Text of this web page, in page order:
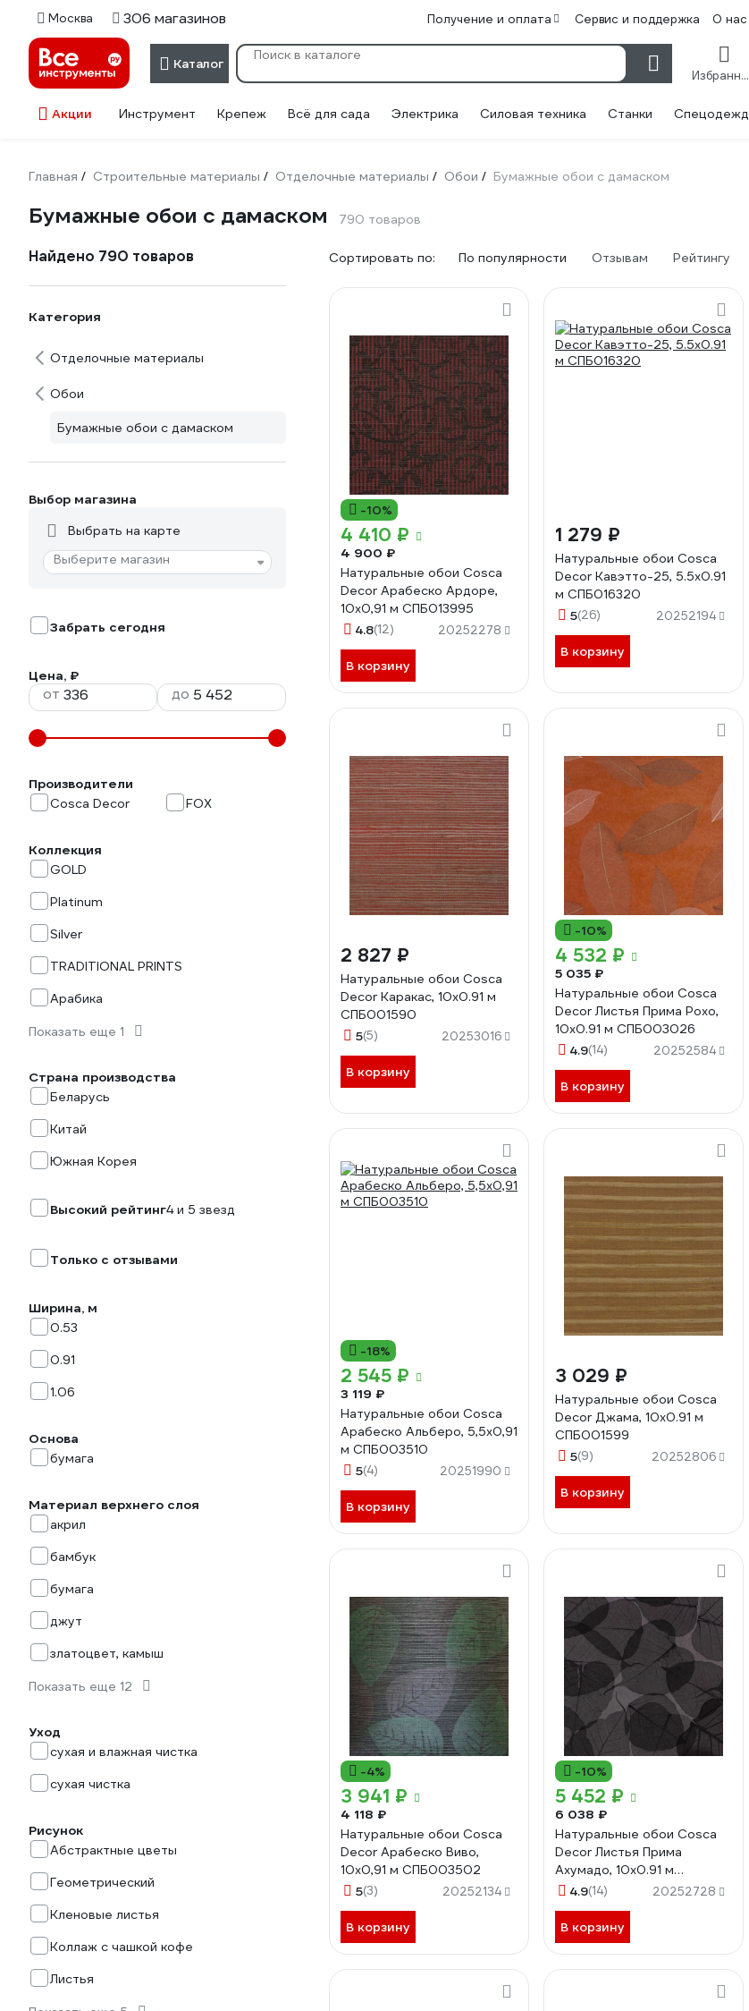
Москва 306 магазинов Получение и оплата Сервис и поддержка О нас
Каталог
Избранное
Акции Инструмент Крепеж Всё для сада Электрика Силовая техника Станки
Главная / Строительные материалы / Отделочные материалы / Обои / Бумажные обои с дамаском
Бумажные обои с дамаском 790 товаров
Найдено 790 товаров
Категория
Отделочные материалы
Обои
Бумажные обои с дамаском
Выбор магазина
Выбрать на карте
Выберите магазин
Забрать сегодня
Цена, ₽
от до
Производители
Cosca Decor
FOX
Коллекция
GOLD
Platinum
Silver
TRADITIONAL PRINTS
Арабика
Показать еще 1
Страна производства
Беларусь
Китай
Южная Корея
Высокий рейтинг4 и 5 звезд
Только с отзывами
Ширина, м
0.53
0.91
1.06
Основа
бумага
Материал верхнего слоя
акрил
бамбук
бумага
джут
златоцвет, камыш
Показать еще 12
Уход
сухая и влажная чистка
сухая чистка
Рисунок
Абстрактные цветы
Геометрический
Кленовые листья
Коллаж с чашкой кофе
Листья
Сортировать по: По популярности Отзывам Рейтингу
-10%
4 410 ₽
4 900 ₽
Натуральные обои Cosca
Decor Арабеско Ардоре,
10x0,91 м СПБ013995
4.8(12) 20252278
В корзину
1 279 ₽
Натуральные обои Cosca
Decor Кавэтто-25, 5.5x0.91
м СПБ016320
5(26) 20252194
В корзину
2 827 ₽
Натуральные обои Cosca
Decor Каракас, 10x0.91 м
СПБ001590
5(5) 20253016
В корзину
-10%
4 532 ₽
5 035 ₽
Натуральные обои Cosca
Decor Листья Прима Рохо,
10x0.91 м СПБ003026
4.9(14) 20252584
В корзину
-18%
2 545 ₽
3 119 ₽
Натуральные обои Cosca
Арабеско Альберо, 5,5x0,91
м СПБ003510
5(4) 20251990
В корзину
3 029 ₽
Натуральные обои Cosca
Decor Джама, 10x0.91 м
СПБ001599
5(9) 20252806
В корзину
-4%
3 941 ₽
4 118 ₽
Натуральные обои Cosca
Decor Арабеско Виво,
10x0,91 м СПБ003502
5(3) 20252134
В корзину
-10%
5 452 ₽
6 038 ₽
Натуральные обои Cosca
Decor Листья Прима
Ахумадо, 10x0.91 м
СПБ003100
4.9(14) 20252728
В корзину